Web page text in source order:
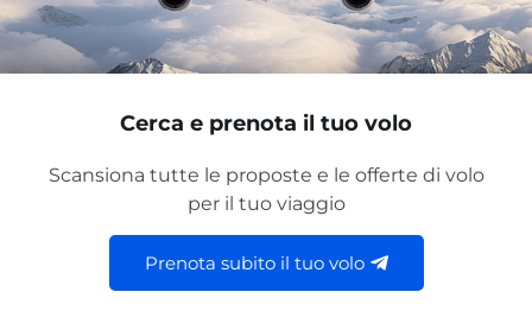
Cerca e prenota il tuo volo
Scansiona tutte le proposte e le offerte di volo
per il tuo viaggio
Prenota subito il tuo volo